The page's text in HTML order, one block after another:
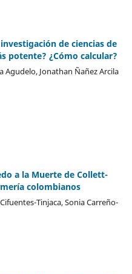
de ciencias de
potente? ¿Cómo calcular?
Agudelo, Jonathan Ñañez Arcila
a la Muerte de Collett-
colombianos
Tinjaca, Sonia Carreño-